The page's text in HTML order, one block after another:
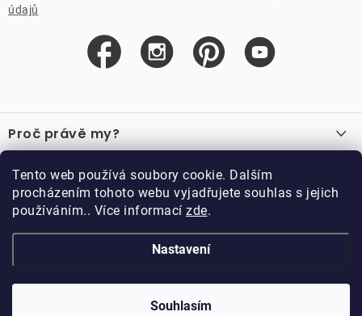
Tento web používá soubory cookie. Dalším
procházením tohoto webu vyjadřujete souhlas s jejich
používáním.. Více informací zde.
Nastavení
Souhlasím
údajů
á
p
a
Proč právě my?
Recenze
Důležité odkazy
Velkoobchod
Vzorková prodejna
Kariéra
Blog
O nákupu
Obchodní podmínky
Podmínky věrnostního programu
Doppler CZ spol. s.r.o.,
DOPPLER CZ spol. s r.o.. Všechna práva vyhrazena.